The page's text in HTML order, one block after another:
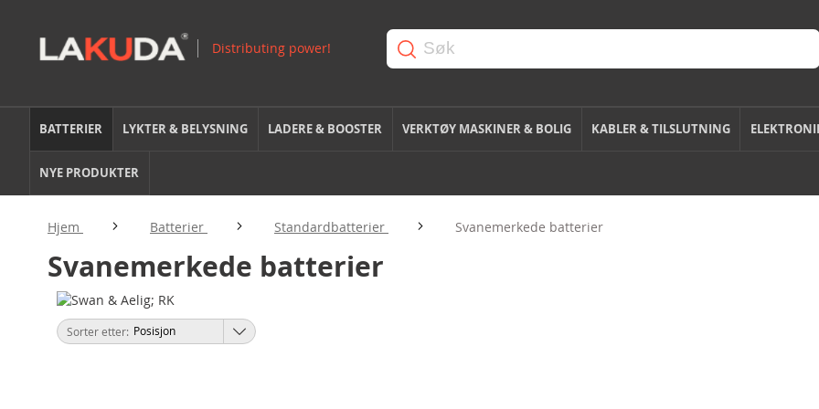
BATTERIER LYKTER & BELYSNING LADERE & BOOSTER VERKTØY MASKINER & BOLIG KABLER & TILSLUTNING
NYE PRODUKTER
Hjem Batterier Standardbatterier Svanemerkede batterier
Svanemerkede batterier
Sorter etter